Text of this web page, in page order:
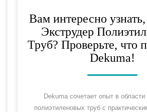
Вам интересно узнать,
Экструдер
Труб? Проверьте, что
Dekuma!
Dekuma сочетает опыт в области
полиэтиленовых труб с